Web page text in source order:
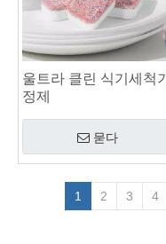
울트라 클린 식기세척기
정제
묻다
1 2 3 4